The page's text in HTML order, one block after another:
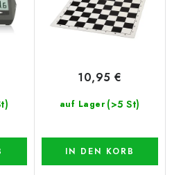
auf Lager (>5 St)
10,95 €
IN DEN KORB